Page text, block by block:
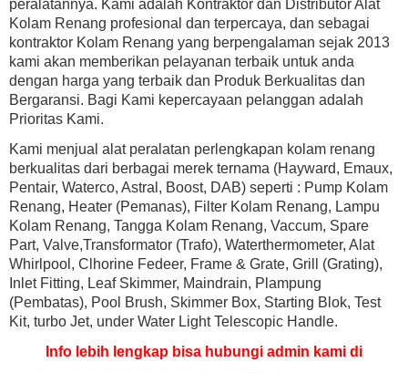
peralatannya. Kami adalah Kontraktor dan Distributor Alat
Kolam Renang profesional dan terpercaya, dan sebagai
kontraktor Kolam Renang yang berpengalaman sejak 2013
kami akan memberikan pelayanan terbaik untuk anda
dengan harga yang terbaik dan Produk Berkualitas dan
Bergaransi. Bagi Kami kepercayaan pelanggan adalah
Prioritas Kami.
Kami menjual alat peralatan perlengkapan kolam renang
berkualitas dari berbagai merek ternama (Hayward, Emaux,
Pentair, Waterco, Astral, Boost, DAB) seperti : Pump Kolam
Renang, Heater (Pemanas), Filter Kolam Renang, Lampu
Kolam Renang, Tangga Kolam Renang, Vaccum, Spare
Part, Valve,Transformator (Trafo), Waterthermometer, Alat
Whirlpool, Clhorine Fedeer, Frame & Grate, Grill (Grating),
Inlet Fitting, Leaf Skimmer, Maindrain, Plampung
(Pembatas), Pool Brush, Skimmer Box, Starting Blok, Test
Kit, turbo Jet, under Water Light Telescopic Handle.
Info lebih lengkap bisa hubungi admin kami di